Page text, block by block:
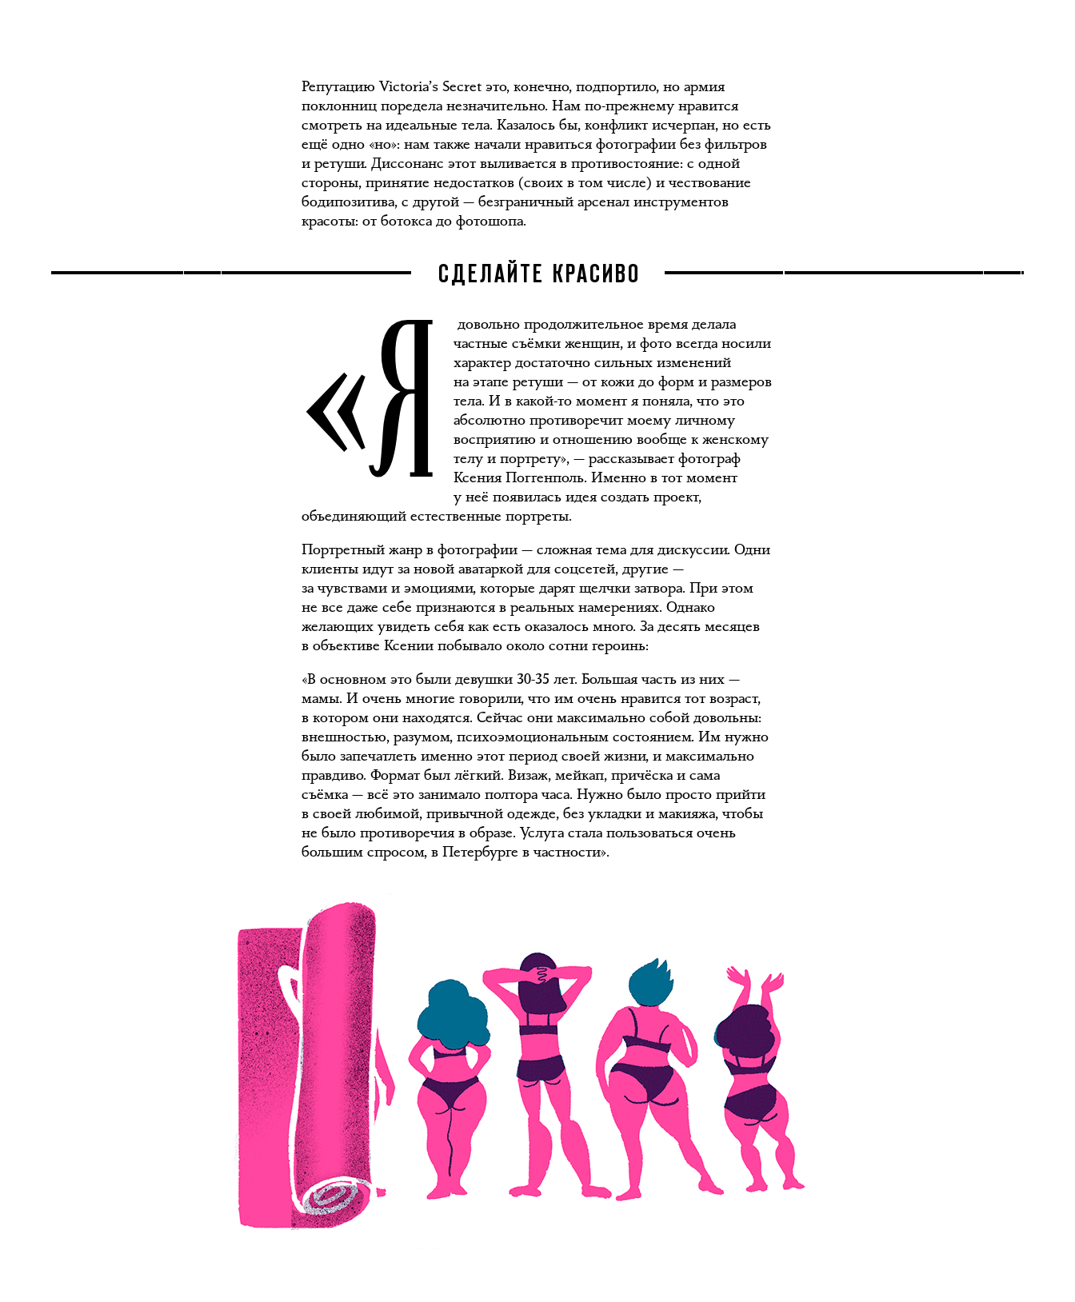
Репутацию Victoria’s Secret это, конечно, подпортило, но армия
поклонниц поредела незначительно. Нам по-прежнему нравится
смотреть на идеальные тела. Казалось бы, конфликт исчерпан, но есть
ещё одно «но»: нам также начали нравиться фотографии без фильтров
и ретуши. Диссонанс этот выливается в противостояние: с одной
стороны, принятие недостатков (своих в том числе) и чествование
бодипозитива, с другой — безграничный арсенал инструментов
красоты: от ботокса до фотошопа.
СДЕЛАЙТЕ КРАСИВО
«Я
довольно продолжительное время делала
частные съёмки женщин, и фото всегда носили
характер достаточно сильных изменений
на этапе ретуши — от кожи до форм и размеров
тела. И в какой-то момент я поняла, что это
абсолютно противоречит моему личному
восприятию и отношению вообще к женскому
телу и портрету», — рассказывает фотограф
Ксения Поггенполь. Именно в тот момент
у неё появилась идея создать проект,
объединяющий естественные портреты.
Портретный жанр в фотографии — сложная тема для дискуссии. Одни
клиенты идут за новой аватаркой для соцсетей, другие —
за чувствами и эмоциями, которые дарят щелчки затвора. При этом
не все даже себе признаются в реальных намерениях. Однако
желающих увидеть себя как есть оказалось много. За десять месяцев
в объективе Ксении побывало около сотни героинь:
«В основном это были девушки 30-35 лет. Большая часть из них —
мамы. И очень многие говорили, что им очень нравится тот возраст,
в котором они находятся. Сейчас они максимально собой довольны:
внешностью, разумом, психоэмоциональным состоянием. Им нужно
было запечатлеть именно этот период своей жизни, и максимально
правдиво. Формат был лёгкий. Визаж, мейкап, причёска и сама
съёмка — всё это занимало полтора часа. Нужно было просто прийти
в своей любимой, привычной одежде, без укладки и макияжа, чтобы
не было противоречия в образе. Услуга стала пользоваться очень
большим спросом, в Петербурге в частности».